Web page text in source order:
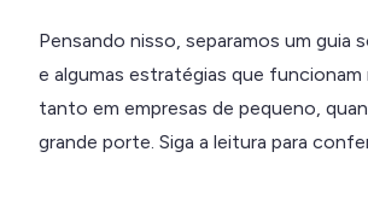
Pensando nisso, separamos um guia
e algumas estratégias que funcionam
tanto em empresas de pequeno,
grande porte. Siga a leitura para